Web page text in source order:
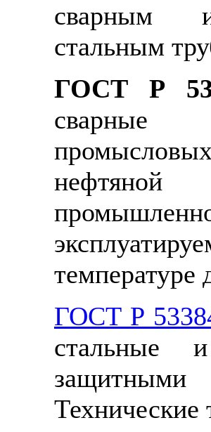
сварным
стальным
ГОСТ Р
температуре
ГОСТ Р
стальные
Технические